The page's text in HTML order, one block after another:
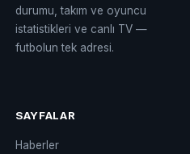
durumu, takım ve oyuncu
istatistikleri ve canlı TV —
futbolun tek adresi.
SAYFALAR
Haberler